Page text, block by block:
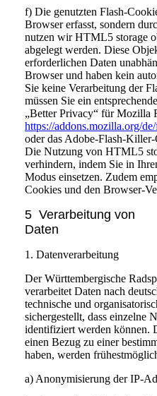
f) Die genutzten Flash-
Browser erfasst, sondern
nutzen wir HTML5 storage
abgelegt werden. Diese
erforderlichen Daten
Browser und haben kein
Sie keine Verarbeitung der
müssen Sie ein
„Better Privacy“ für Mozilla
https://addons.mozilla.org/
oder das Adobe-Flash-
Die Nutzung von HTML5
verhindern, indem Sie in
Modus einsetzen. Zudem
Cookies und den Browser-
5 Verarbeitung von
Daten
1. Datenverarbeitung
Der Württembergische
verarbeitet Daten nach
technische und
sichergestellt, dass einzelne
identifiziert werden können.
einen Bezug zu einer
haben, werden
a) Anonymisierung der IP-